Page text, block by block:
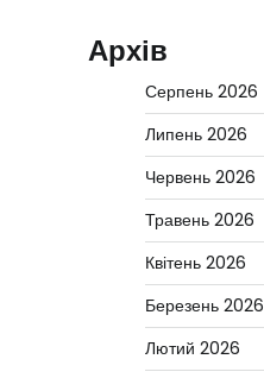
Архів
Серпень 2026
Липень 2026
Червень 2026
Травень 2026
Квітень 2026
Березень 2026
Лютий 2026